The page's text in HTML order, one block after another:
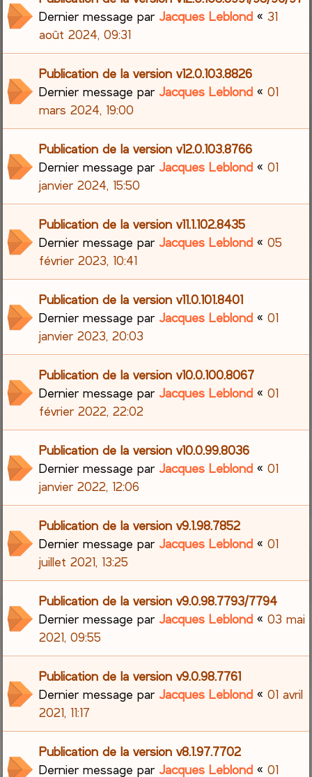
Dernier message parJacques Leblond «31
août 2024, 09:31
Publication de la version v12.0.103.8826
Dernier message parJacques Leblond «01
mars 2024, 19:00
Publication de la version v12.0.103.8766
Dernier message parJacques Leblond «01
janvier 2024, 15:50
Publication de la version v11.1.102.8435
Dernier message parJacques Leblond «05
février 2023, 10:41
Publication de la version v11.0.101.8401
Dernier message parJacques Leblond «01
janvier 2023, 20:03
Publication de la version v10.0.100.8067
Dernier message parJacques Leblond «01
février 2022, 22:02
Publication de la version v10.0.99.8036
Dernier message parJacques Leblond «01
janvier 2022, 12:06
Publication de la version v9.1.98.7852
Dernier message parJacques Leblond «01
juillet 2021, 13:25
Publication de la version v9.0.98.7793/7794
Dernier message parJacques Leblond «03 mai
2021, 09:55
Publication de la version v9.0.98.7761
Dernier message parJacques Leblond «01 avril
2021, 11:17
Publication de la version v8.1.97.7702
Dernier message parJacques Leblond «01